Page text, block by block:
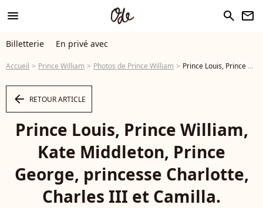
menu search newsletter
Billetterie En privé avec
Accueil Prince William Photos de Prince William Prince Louis, Prince William, Kate Middleton, Prince George, princesse Charlotte, Charles III et Camilla. - Photo
arrow_left RETOUR ARTICLE
Prince Louis, Prince William,
Kate Middleton, Prince
George, princesse Charlotte,
Charles III et Camilla.